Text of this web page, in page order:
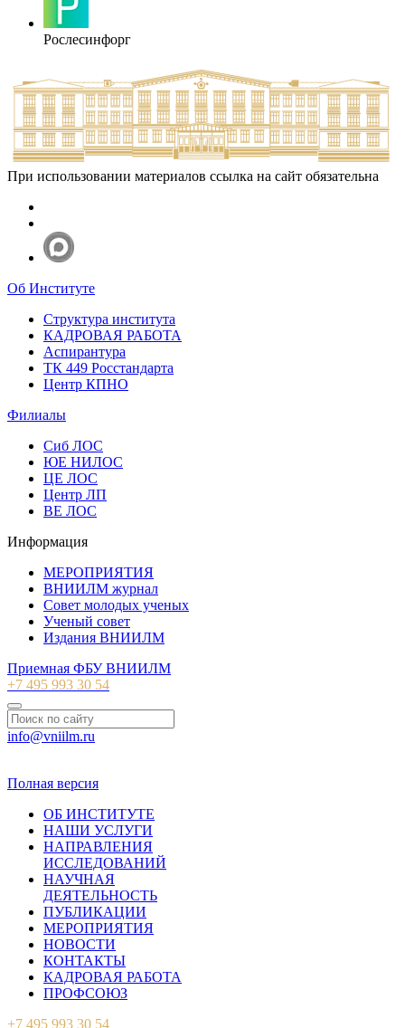
Рослесинфорг
При использовании материалов ссылка на сайт обязательна
Об Институте
Структура института
КАДРОВАЯ РАБОТА
Аспирантура
ТК 449 Росстандарта
Центр КПНО
Филиалы
Сиб ЛОС
ЮЕ НИЛОС
ЦЕ ЛОС
Центр ЛП
ВЕ ЛОС
Информация
МЕРОПРИЯТИЯ
ВНИИЛМ журнал
Совет молодых ученых
Ученый совет
Издания ВНИИЛМ
Приемная ФБУ ВНИИЛМ
+7 495 993 30 54
info@vniilm.ru
Полная версия
ОБ ИНСТИТУТЕ
НАШИ УСЛУГИ
НАПРАВЛЕНИЯ
ИССЛЕДОВАНИЙ
НАУЧНАЯ
ДЕЯТЕЛЬНОСТЬ
ПУБЛИКАЦИИ
МЕРОПРИЯТИЯ
НОВОСТИ
КОНТАКТЫ
КАДРОВАЯ РАБОТА
ПРОФСОЮЗ
+7 495 993 30 54